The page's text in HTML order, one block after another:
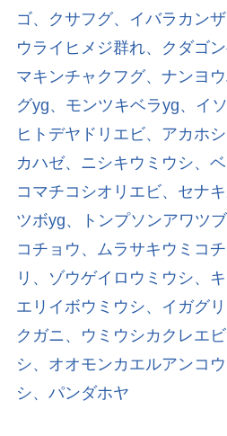
ゴ、クサフグ、イバラカン
ウライヒメジ群れ、クダゴ
マキンチャクフグ、ナンヨ
グyg、モンツキベラyg、イ
ヒトデヤドリエビ、アカホ
カハゼ、ニシキウミウシ、
コマチコシオリエビ、セナ
ツボyg、トンプソンアワツ
コチョウ、ムラサキウミコ
リ、ゾウゲイロウミウシ、
エリイボウミウシ、イガグ
クガニ、ウミウシカクレエ
シ、オオモンカエルアンコ
シ、パンダホヤ